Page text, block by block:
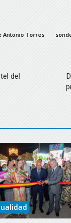
Antonio Torres
del